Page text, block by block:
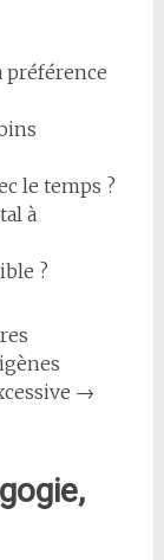
préférence
le temps ?
à
?
→